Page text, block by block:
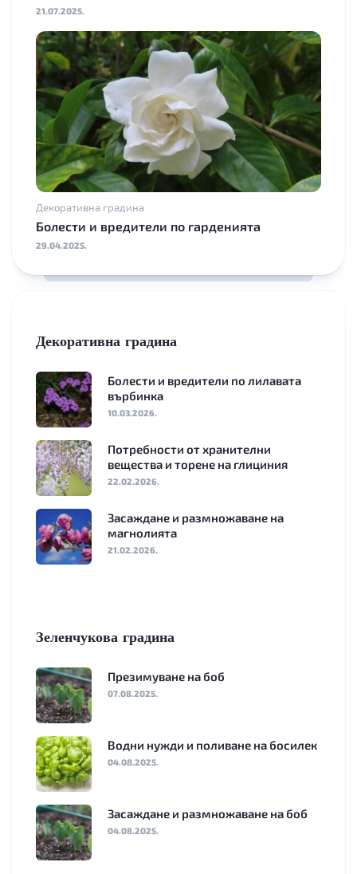
21.07.2025.
Декоративна градина
Болести и вредители по гарденията
29.04.2025.
Декоративна градина
Болести и вредители по лилавата
върбинка
10.03.2026.
Потребности от хранителни
вещества и торене на глициния
22.02.2026.
Засаждане и размножаване на
магнолията
21.02.2026.
Зеленчукова градина
Презимуване на боб
07.08.2025.
Водни нужди и поливане на босилек
04.08.2025.
Засаждане и размножаване на боб
04.08.2025.